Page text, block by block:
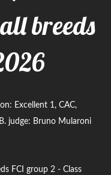
breeds
Excellent 1, CAC,
judge: Bruno Mularoni
FCI group 2 - Class